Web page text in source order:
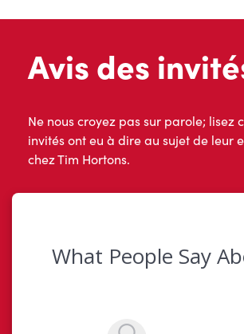
Avis des
Ne nous croyez pas sur parole; lisez
invités ont eu à dire au sujet de leur
chez Tim Hortons.